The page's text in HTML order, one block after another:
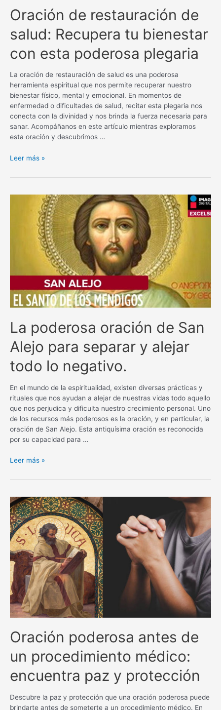
Oración de restauración de
salud: Recupera tu bienestar
con esta poderosa plegaria
La oración de restauración de salud es una poderosa
herramienta espiritual que nos permite recuperar nuestro
bienestar físico, mental y emocional. En momentos de
enfermedad o dificultades de salud, recitar esta plegaria nos
conecta con la divinidad y nos brinda la fuerza necesaria para
sanar. Acompáñanos en este artículo mientras exploramos
esta oración y descubrimos …
Oración
restauración
Recupera
bienestar
Leer más »
La poderosa oración de San
Alejo para separar y alejar
todo lo negativo.
En el mundo de la espiritualidad, existen diversas prácticas y
rituales que nos ayudan a alejar de nuestras vidas todo aquello
que nos perjudica y dificulta nuestro crecimiento personal. Uno
de los recursos más poderosos es la oración, y en particular, la
oración de San Alejo. Esta antiquísima oración es reconocida
por su capacidad para …
La
oración
San
Alejo
para
separar
y
alejar
todo
lo
negativo.
Leer más »
Oración poderosa antes de
un procedimiento médico:
encuentra paz y protección
Descubre la paz y protección que una oración poderosa puede
brindarte antes de someterte a un procedimiento médico. En